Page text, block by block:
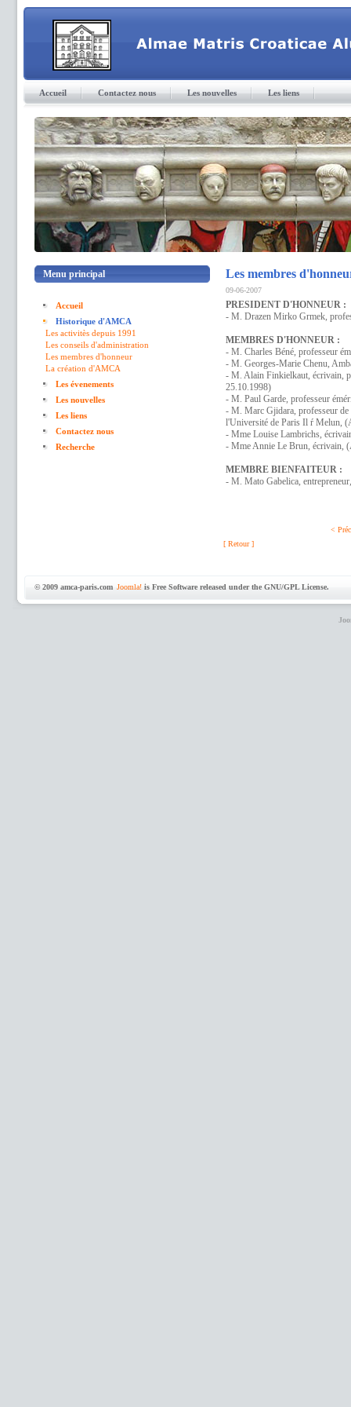
Accueil Contactez nous Les nouvelles Les liens
Menu principal
Accueil
Historique d'AMCA
Les activitès depuis 1991
Les conseils d'administration
Les membres d'honneur
La création d'AMCA
Les évenements
Les nouvelles
Les liens
Contactez nous
Recherche
Les membres
09-06-2007
PRESIDENT D'HONNEUR :
- M. Drazen Mirko Grmek,
MEMBRES D'HONNEUR :
- M. Charles Béné, professeur
- M. Georges-Marie Chenu,
- M. Alain Finkielkaut, écrivain,
25.10.1998)
- M. Paul Garde, professeur
- M. Marc Gjidara, professeur de
l'Université de Paris Il ŕ Melun,
- Mme Louise Lambrichs,
- Mme Annie Le Brun, écrivain,
MEMBRE BIENFAITEUR :
- M. Mato Gabelica,
<
[ Retour ]
© 2009 amca-paris.com Joomla!is Free Software released under the GNU/GPL License.